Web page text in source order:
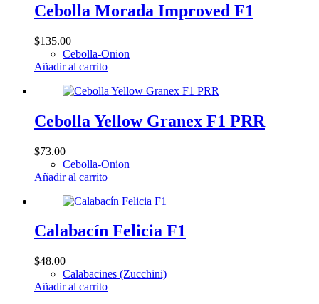
Cebolla Morada Improved F1
$135.00
Cebolla-Onion
Añadir al carrito
Cebolla Yellow Granex F1 PRR
$73.00
Cebolla-Onion
Añadir al carrito
Calabacín Felicia F1
$48.00
Calabacines (Zucchini)
Añadir al carrito